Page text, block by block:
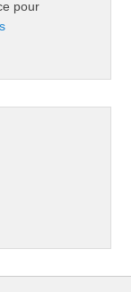
pour